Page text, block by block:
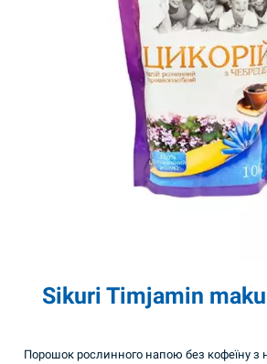
Sikuri Timjamin
Порошок рослинного напою без кофеїну з